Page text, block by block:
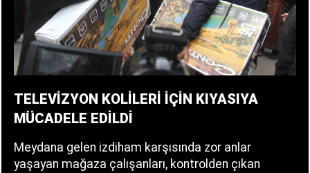
TELEVİZYON KOLİLERİ İÇİN KIYASIYA
MÜCADELE EDİLDİ
Meydana gelen izdiham karşısında zor anlar
yaşayan mağaza çalışanları, kontrolden çıkan